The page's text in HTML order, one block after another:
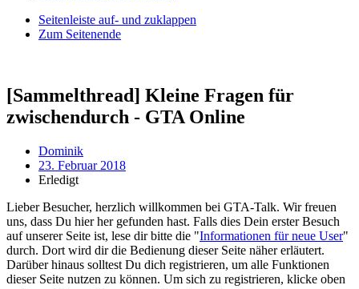
Seitenleiste auf- und zuklappen
Zum Seitenende
[Sammelthread] Kleine Fragen für
zwischendurch - GTA Online
Dominik
23. Februar 2018
Erledigt
Lieber Besucher, herzlich willkommen bei GTA-Talk. Wir freuen
uns, dass Du hier her gefunden hast. Falls dies Dein erster Besuch
auf unserer Seite ist, lese dir bitte die "Informationen für neue User"
durch. Dort wird dir die Bedienung dieser Seite näher erläutert.
Darüber hinaus solltest Du dich registrieren, um alle Funktionen
dieser Seite nutzen zu können. Um sich zu registrieren, klicke oben